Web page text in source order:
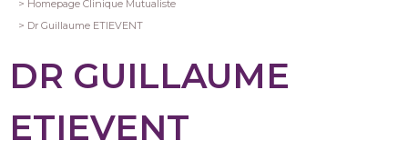
d'Ariane
Homepage Clinique Mutualiste
Dr Guillaume ETIEVENT
DR GUILLAUME
ETIEVENT